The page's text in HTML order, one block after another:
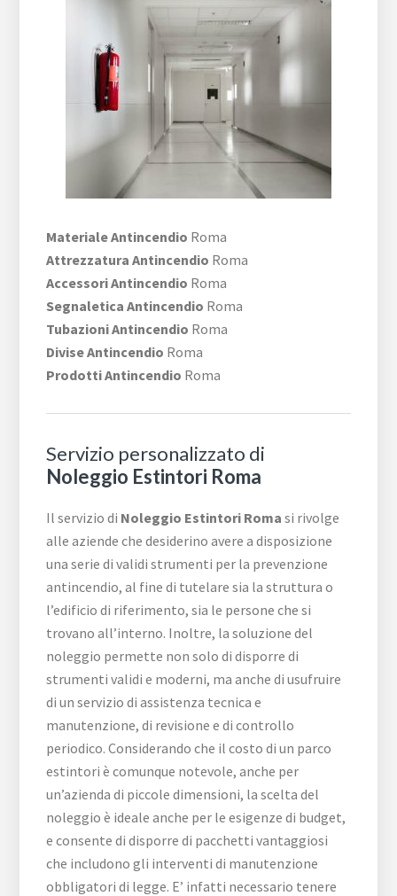
Materiale Antincendio Roma
Attrezzatura Antincendio Roma
Accessori Antincendio Roma
Segnaletica Antincendio Roma
Tubazioni Antincendio Roma
Divise Antincendio Roma
Prodotti Antincendio Roma
Servizio personalizzato di
Noleggio Estintori Roma
Il servizio di Noleggio Estintori Roma si rivolge
alle aziende che desiderino avere a disposizione
una serie di validi strumenti per la prevenzione
antincendio, al fine di tutelare sia la struttura o
l’edificio di riferimento, sia le persone che si
trovano all’interno. Inoltre, la soluzione del
noleggio permette non solo di disporre di
strumenti validi e moderni, ma anche di usufruire
di un servizio di assistenza tecnica e
manutenzione, di revisione e di controllo
periodico. Considerando che il costo di un parco
estintori è comunque notevole, anche per
un’azienda di piccole dimensioni, la scelta del
noleggio è ideale anche per le esigenze di budget,
e consente di disporre di pacchetti vantaggiosi
che includono gli interventi di manutenzione
obbligatori di legge. E’ infatti necessario tenere